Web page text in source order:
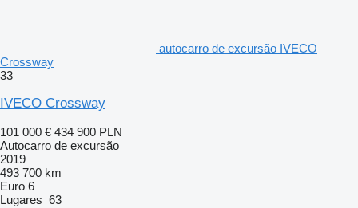
autocarro de excursão IVECO
Crossway
33
IVECO Crossway
101 000 € 434 900 PLN
Autocarro de excursão
2019
493 700 km
Euro 6
Lugares 63